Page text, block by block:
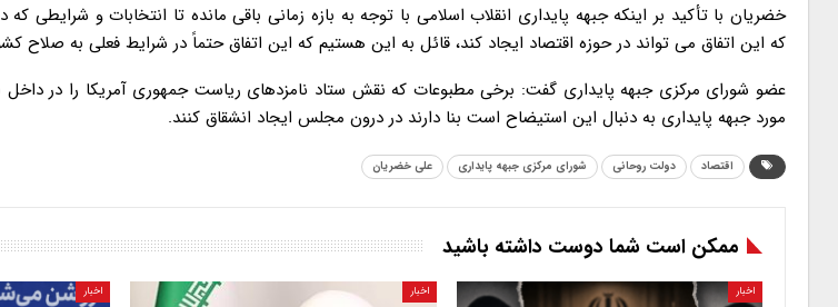
خضریان با تأکید بر اینکه جبهه پایداری انقلاب اسلامی با توجه به بازه زمانی باقی مانده تا انتخابات و شرایطی
که این اتفاق می تواند در حوزه اقتصاد ایجاد کند، قائل به این هستیم که این اتفاق حتماً در شرایط فعلی به صلاح
عضو شورای مرکزی جبهه پایداری گفت: برخی مطبوعات که نقش ستاد نامزدهای ریاست جمهوری آمریکا را در داخل
مورد جبهه پایداری به دنبال این استیضاح است بنا دارند در درون مجلس ایجاد انشقاق کنند.
اقتصاد دولت روحانی شورای مرکزی جبهه پایداری علی خضریان
ممکن است شما دوست داشته باشید
اخبار اخبار اخبار